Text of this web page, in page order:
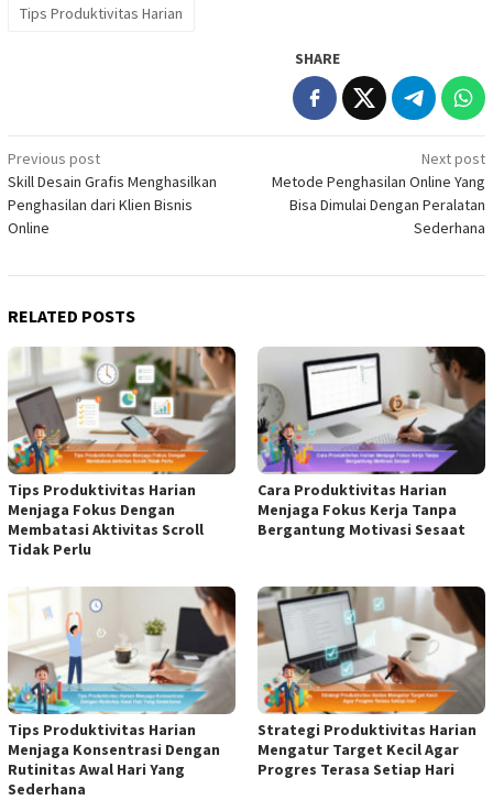
Tips Produktivitas Harian
SHARE
Post
navigation
Previous post
Skill Desain Grafis Menghasilkan
Penghasilan dari Klien Bisnis
Online
Next post
Metode Penghasilan Online Yang
Bisa Dimulai Dengan Peralatan
Sederhana
RELATED POSTS
Tips Produktivitas Harian
Menjaga Fokus Dengan
Membatasi Aktivitas Scroll
Tidak Perlu
Cara Produktivitas Harian
Menjaga Fokus Kerja Tanpa
Bergantung Motivasi Sesaat
Tips Produktivitas Harian
Menjaga Konsentrasi Dengan
Rutinitas Awal Hari Yang
Sederhana
Strategi Produktivitas Harian
Mengatur Target Kecil Agar
Progres Terasa Setiap Hari